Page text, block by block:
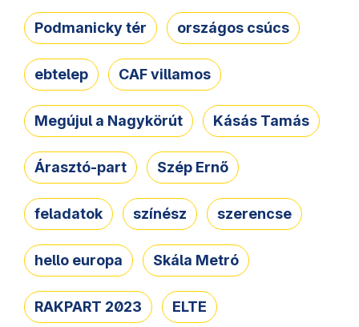
Podmanicky tér országos csúcs
ebtelep CAF villamos
Megújul a Nagykörút Kásás Tamás
Árasztó-part Szép Ernő
feladatok színész szerencse
hello europa Skála Metró
RAKPART 2023 ELTE